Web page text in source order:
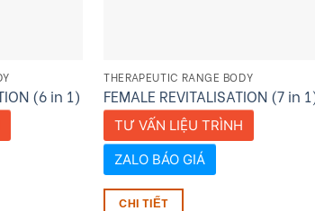
(6 in 1)
THERAPEUTIC RANGE BODY
FEMALE REVITALISATION (7 in
TƯ VẤN LIỆU TRÌNH
ZALO BÁO GIÁ
CHI TIẾT